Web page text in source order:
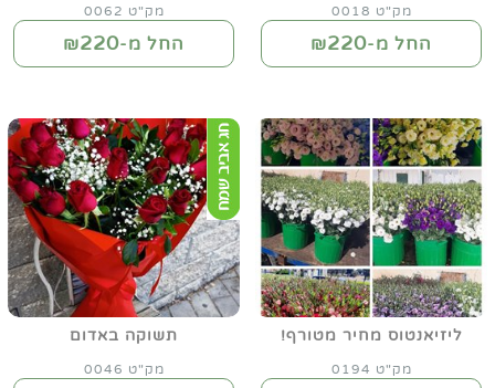
מק"ט 0018
החל מ-₪220
מק"ט 0062
החל מ-₪220
ליזיאנטוס מחיר מטורף!
מק"ט 0194
תשוקה באדום
מק"ט 0046